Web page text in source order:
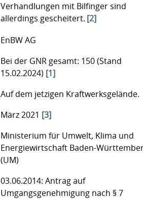
Verhandlungen mit Bilfinger sind
allerdings gescheitert. [2]
EnBW AG
Bei der GNR gesamt: 150 (Stand
15.02.2024) [1]
Auf dem jetzigen Kraftwerksgelände.
März 2021 [3]
Ministerium für Umwelt, Klima und
Energiewirtschaft Baden-
(UM)
03.06.2014: Antrag auf
Umgangsgenehmigung nach § 7